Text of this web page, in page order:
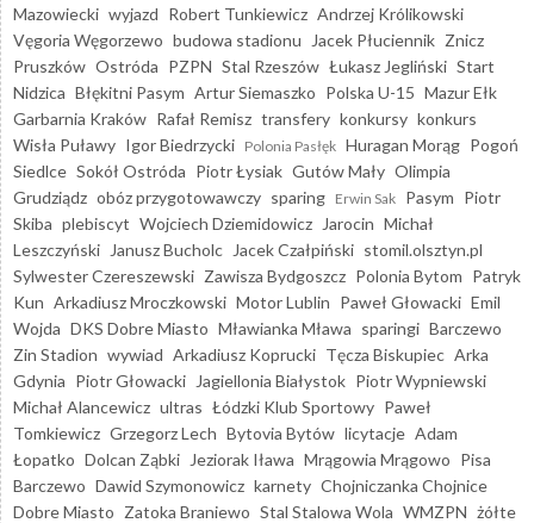
Mazowiecki wyjazd Robert Tunkiewicz Andrzej Królikowski
Vęgoria Węgorzewo budowa stadionu Jacek Płuciennik Znicz
Pruszków Ostróda PZPN Stal Rzeszów Łukasz Jegliński Start
Nidzica Błękitni Pasym Artur Siemaszko Polska U-15 Mazur Ełk
Garbarnia Kraków Rafał Remisz transfery konkursy konkurs
Wisła Puławy Igor Biedrzycki Polonia Pasłęk Huragan Morąg Pogoń
Siedlce Sokół Ostróda Piotr Łysiak Gutów Mały Olimpia
Grudziądz obóz przygotowawczy sparing Erwin Sak Pasym Piotr
Skiba plebiscyt Wojciech Dziemidowicz Jarocin Michał
Leszczyński
Janusz Bucholc Jacek Czałpiński stomil.olsztyn.pl
Sylwester Czereszewski Zawisza Bydgoszcz Polonia Bytom Patryk
Kun Arkadiusz Mroczkowski Motor Lublin Paweł Głowacki Emil
Wojda DKS Dobre Miasto Mławianka Mława sparingi Barczewo
Zin Stadion wywiad Arkadiusz Koprucki Tęcza Biskupiec Arka
Gdynia Piotr Głowacki Jagiellonia Białystok Piotr Wypniewski
Michał Alancewicz ultras Łódzki Klub Sportowy Paweł
Tomkiewicz Grzegorz Lech Bytovia Bytów licytacje Adam
Łopatko Dolcan Ząbki Jeziorak Iława Mrągowia Mrągowo Pisa
Barczewo Dawid Szymonowicz karnety Chojniczanka Chojnice
Dobre Miasto Zatoka Braniewo Stal Stalowa Wola WMZPN żółte